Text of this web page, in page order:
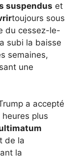
suspendus et
toujours sous
du cessez-le-
subi la baisse
semaines,
une
a accepté
plus
de la
la